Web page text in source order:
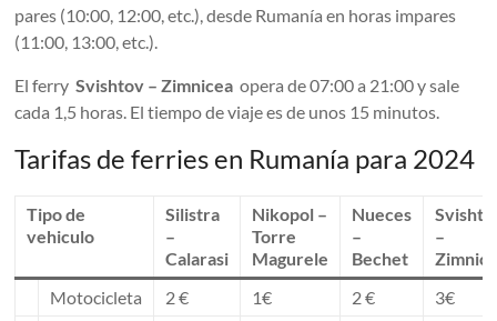
pares (10:00, 12:00, etc.), desde Rumanía en horas impares
(11:00, 13:00, etc.).
El ferrySvishtov – Zimnicea opera de 07:00 a 21:00 y sale
cada 1,5 horas. El tiempo de viaje es de unos 15 minutos.
Tarifas de ferries en Rumanía para 2024
Tipo de
vehiculo
Silistra
–
Calarasi
Nikopol –
Torre
Magurele
Nueces
–
Bechet
–
Motocicleta
2 € 1€ 2 €
3€